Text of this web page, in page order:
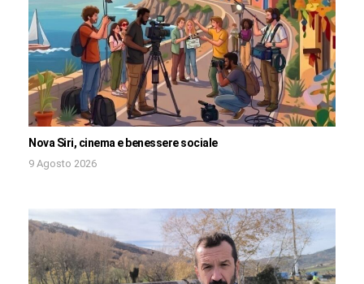
Nova Siri, cinema e benessere sociale
9 Agosto 2026